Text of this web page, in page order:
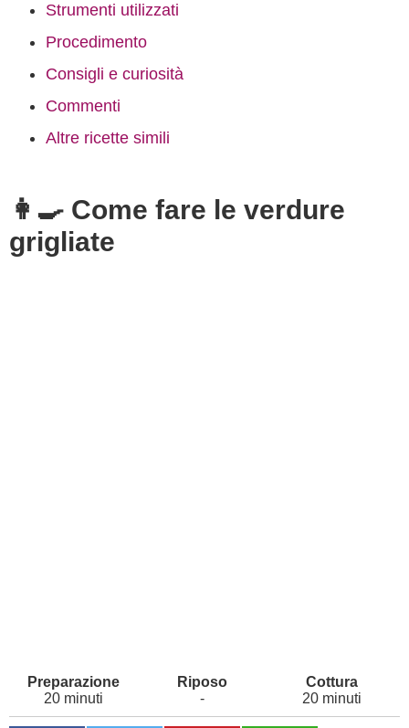
Strumenti utilizzati
Procedimento
Consigli e curiosità
Commenti
Altre ricette simili
👩‍🍳 Come fare le verdure
grigliate
20 minuti - 20 minuti